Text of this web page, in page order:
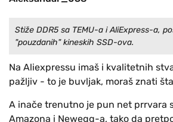
Stiže DDR5 sa TEMU-a i AliExpress-a,
"pouzdanih" kineskih SSD-ova.
Na Aliexpressu imaš i kvalitetnih
pažljiv - to je buvljak, moraš znati
A inače trenutno je pun net prrvara
Amazona i Newegg-a, tako da